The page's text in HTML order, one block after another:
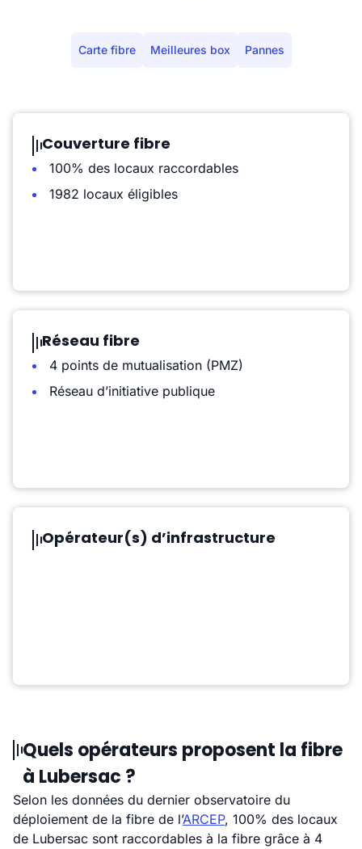
Carte fibre Meilleures box Pannes
Couverture fibre
100% des locaux raccordables
1982 locaux éligibles
Réseau fibre
4 points de mutualisation (PMZ)
Réseau d’initiative publique
Opérateur(s) d’infrastructure
Quels opérateurs proposent la fibre
à Lubersac ?
Selon les données du dernier observatoire du
déploiement de la fibre de l’ARCEP, 100% des locaux
de Lubersac sont raccordables à la fibre grâce à 4